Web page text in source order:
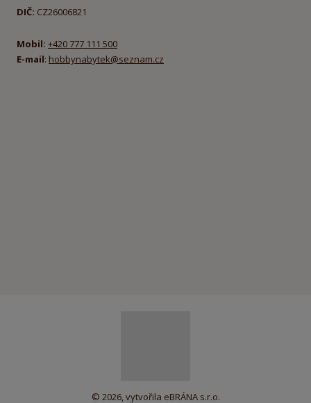
DIČ: CZ26006821
Mobil: +420 777 111 500
E-mail: hobbynabytek@seznam.cz
© 2026, vytvořila eBRÁNA s.r.o.